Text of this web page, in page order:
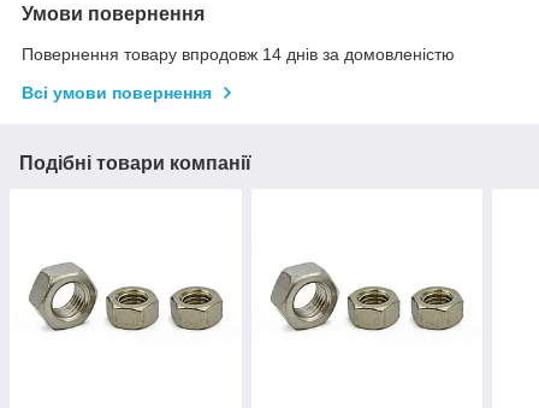
Умови повернення
Повернення товару впродовж 14 днів за домовленістю
Всі умови повернення
Подібні товари компанії